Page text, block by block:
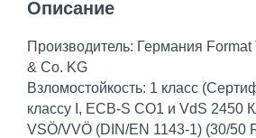
Описание
Производитель: Германия Format
& Co. KG
Взломостойкость: 1 класс
классу I, ECB-S CO1 и VdS 2450
VSÖ/VVÖ (DIN/EN 1143-1) (30/50